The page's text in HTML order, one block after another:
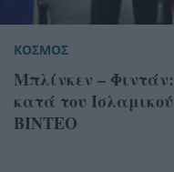
ΚΟΣΜΟΣ
Μπλίνκεν –
κατά του
ΒΙΝΤΕΟ